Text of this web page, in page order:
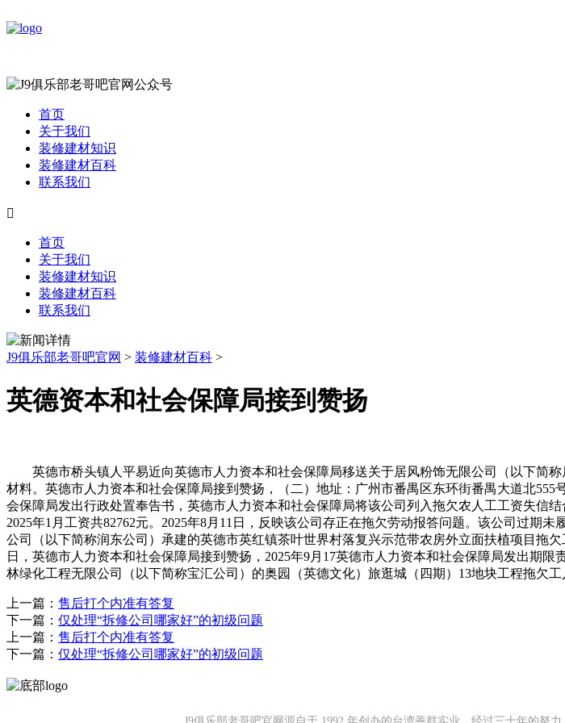
首页
关于我们
装修建材知识
装修建材百科
联系我们

首页
关于我们
装修建材知识
装修建材百科
联系我们
J9俱乐部老哥吧官网 > 装修建材百科 >
英德资本和社会保障局接到赞扬
英德市桥头镇人平易近向英德市人力资本和社会保障局移送关于居风粉饰无限公司（以下简
材料。英德市人力资本和社会保障局接到赞扬，（二）地址：广州市番禺区东环街番禺大道北
会保障局发出行政处置奉告书，英德市人力资本和社会保障局将该公司列入拖欠农人工工资失信
2025年1月工资共82762元。2025年8月11日，反映该公司存正在拖欠劳动报答问题。该公司过期
公司（以下简称润东公司）承建的英德市英红镇茶叶世界村落复兴示范带农房外立面扶植项目拖
日，英德市人力资本和社会保障局接到赞扬，2025年9月17英德市人力资本和社会保障局发出期
林绿化工程无限公司（以下简称宝汇公司）的奥园（英德文化）旅逛城（四期）13地块工程拖欠工
上一篇： 售后打个内准有答复
下一篇： 仅处理“拆修公司哪家好”的初级问题
上一篇： 售后打个内准有答复
下一篇： 仅处理“拆修公司哪家好”的初级问题